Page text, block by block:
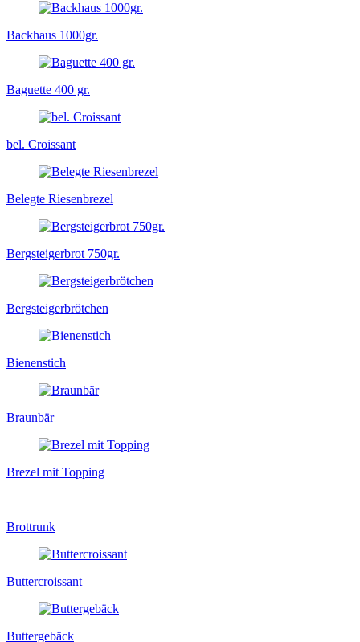
Backhaus 1000gr.
Baguette 400 gr.
bel. Croissant
Belegte Riesenbrezel
Bergsteigerbrot 750gr.
Bergsteigerbrötchen
Bienenstich
Braunbär
Brezel mit Topping
Brottrunk
Buttercroissant
Buttergebäck